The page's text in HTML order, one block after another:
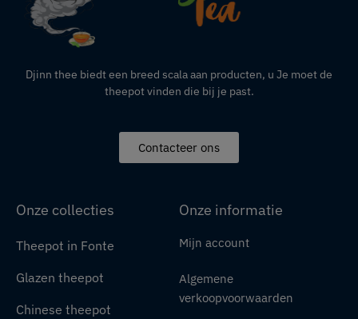
Djinn thee biedt een breed scala aan producten, u Je moet de
theepot vinden die bij je past.
Contacteer ons
Onze collecties
Theepot in Fonte
Glazen theepot
Chinese theepot
Onze informatie
Mijn account
Algemene
verkoopvoorwaarden